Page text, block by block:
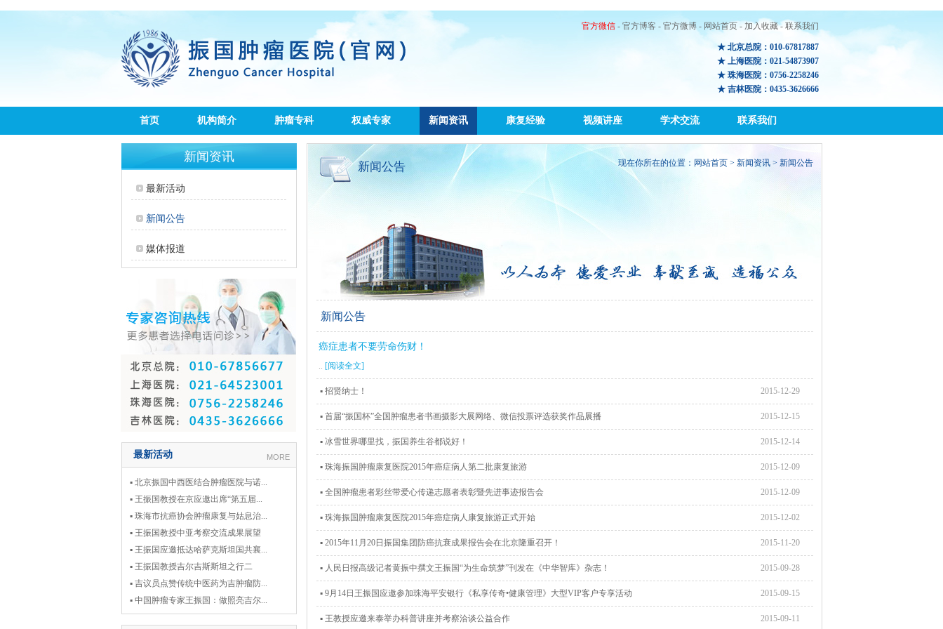
官方微信- 官方博客 - 官方微博- 网站首页- 加入收藏- 联系我们
★ 北京总院：010-67817887
★ 上海医院：021-54873907
★ 珠海医院：0756-2258246
★ 吉林医院：0435-3626666
首页 机构简介 肿瘤专科 权威专家 新闻资讯 康复经验 视频讲座 学术交流 联系我们
新闻资讯
最新活动
新闻公告
媒体报道
最新活动 MORE
▪ 北京振国中西医结合肿瘤医院与诺...
▪ 王振国教授在京应邀出席“第五届...
▪ 珠海市抗癌协会肿瘤康复与姑息治...
▪ 王振国教授中亚考察交流成果展望
▪ 王振国应邀抵达哈萨克斯坦国共襄...
▪ 王振国教授吉尔吉斯斯坦之行二
▪ 吉议员点赞传统中医药为吉肿瘤防...
▪ 中国肿瘤专家王振国：做照亮吉尔...
新闻公告 现在你所在的位置： 网站首页 > 新闻资讯 > 新闻公告
新闻公告
癌症患者不要劳命伤财！
.. [阅读全文]
▪ 招贤纳士！ 2015-12-29
▪ 首届“振国杯”全国肿瘤患者书画摄影大展网络、微信投票评选获奖作品展播 2015-12-15
▪ 冰雪世界哪里找，振国养生谷都说好！ 2015-12-14
▪ 珠海振国肿瘤康复医院2015年癌症病人第二批康复旅游 2015-12-09
▪ 全国肿瘤患者彩丝带爱心传递志愿者表彰暨先进事迹报告会 2015-12-09
▪ 珠海振国肿瘤康复医院2015年癌症病人康复旅游正式开始 2015-12-02
▪ 2015年11月20日振国集团防癌抗衰成果报告会在北京隆重召开！ 2015-11-20
▪ 人民日报高级记者黄振中撰文王振国“为生命筑梦”刊发在《中华智库》杂志！ 2015-09-28
▪ 9月14日王振国应邀参加珠海平安银行《私享传奇•健康管理》大型VIP客户专享活动 2015-09-15
▪ 王教授应邀来泰举办科普讲座并考察洽谈公益合作 2015-09-11